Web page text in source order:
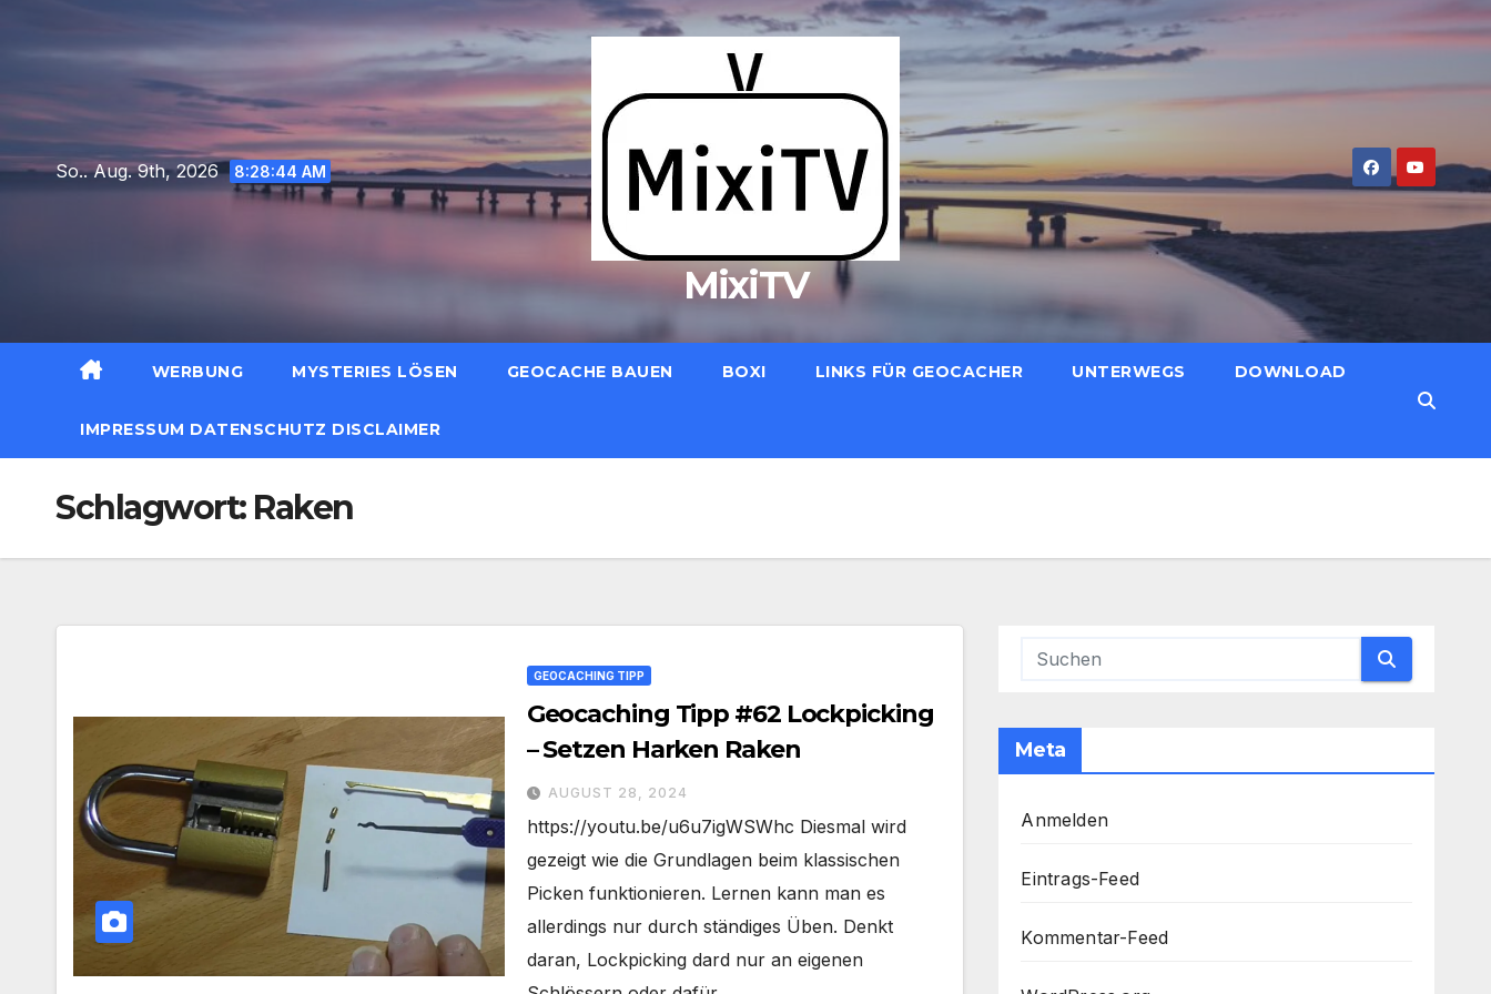
Inhalt
So.. Aug. 9th, 2026 8:28:45 AM
MixiTV
WERBUNG MYSTERIES LÖSEN GEOCACHE BAUEN BOXI LINKS FÜR GEOCACHER UNTERWEGS DOWNLOAD
IMPRESSUM DATENSCHUTZ DISCLAIMER
Schlagwort: Raken
GEOCACHING TIPP
Geocaching Tipp #62 Lockpicking
– Setzen Harken Raken
AUGUST 28, 2024
https://youtu.be/u6u7igWSWhc Diesmal wird
gezeigt wie die Grundlagen beim klassischen
Picken funktionieren. Lernen kann man es
allerdings nur durch ständiges Üben. Denkt
daran, Lockpicking dard nur an eigenen
Meta
Anmelden
Eintrags-Feed
Kommentar-Feed